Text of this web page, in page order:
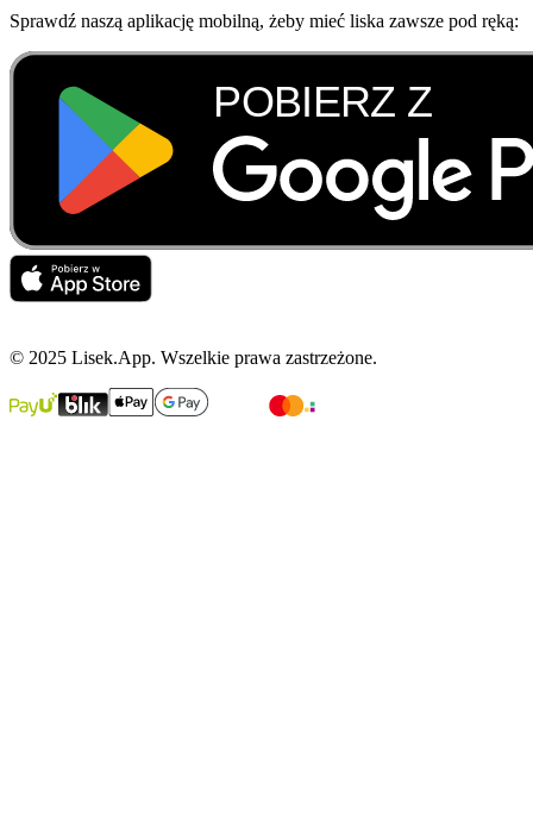
Sprawdź naszą aplikację mobilną, żeby mieć liska zawsze pod ręką:
© 2025 Lisek.App. Wszelkie prawa zastrzeżone.